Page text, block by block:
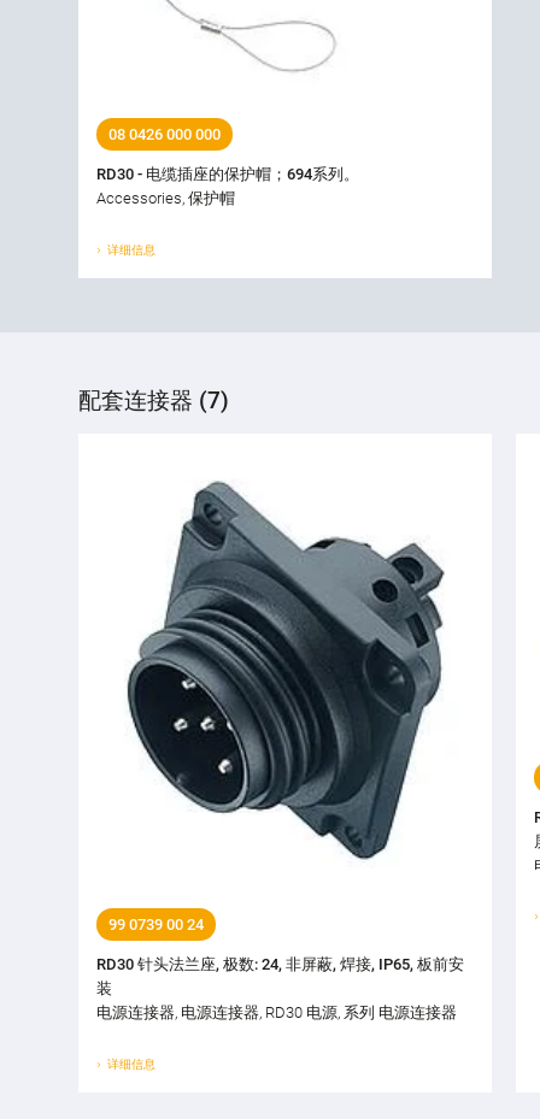
08 0426 000 000
RD30 - 电缆插座的保护帽；694系列。
Accessories, 保护帽
详细信息
配套连接器 (7)
99 0739 00 24
RD30 针头法兰座, 极数: 24, 非屏蔽, 焊接, IP65, 板前安
装
电源连接器, 电源连接器, RD30 电源, 系列 电源连接器
详细信息